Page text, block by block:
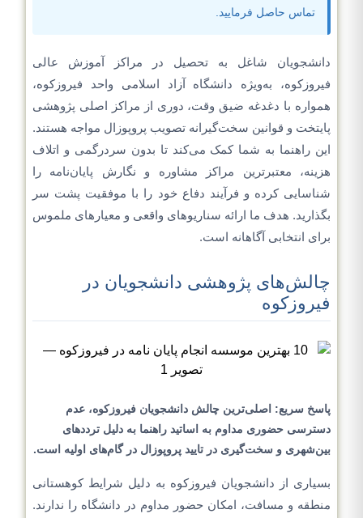
تماس حاصل فرمایید.
دانشجویان شاغل به تحصیل در مراکز آموزش عالی
فیروزکوه، به‌ویژه دانشگاه آزاد اسلامی واحد فیروزکوه،
همواره با دغدغه ضیق وقت، دوری از مراکز اصلی پژوهشی
پایتخت و قوانین سخت‌گیرانه تصویب پروپوزال مواجه هستند.
این راهنما به شما کمک می‌کند تا بدون سردرگمی و اتلاف
هزینه، معتبرترین مراکز مشاوره و نگارش پایان‌نامه را
شناسایی کرده و فرآیند دفاع خود را با موفقیت پشت سر
بگذارید. هدف ما ارائه سناریوهای واقعی و معیارهای ملموس
برای انتخابی آگاهانه است.
چالش‌های پژوهشی دانشجویان در
فیروزکوه
پاسخ سریع: اصلی‌ترین چالش دانشجویان فیروزکوه، عدم
دسترسی حضوری مداوم به اساتید راهنما به دلیل ترددهای
بین‌شهری و سخت‌گیری در تایید پروپوزال در گام‌های اولیه است.
بسیاری از دانشجویان فیروزکوه به دلیل شرایط کوهستانی
منطقه و مسافت، امکان حضور مداوم در دانشگاه را ندارند.